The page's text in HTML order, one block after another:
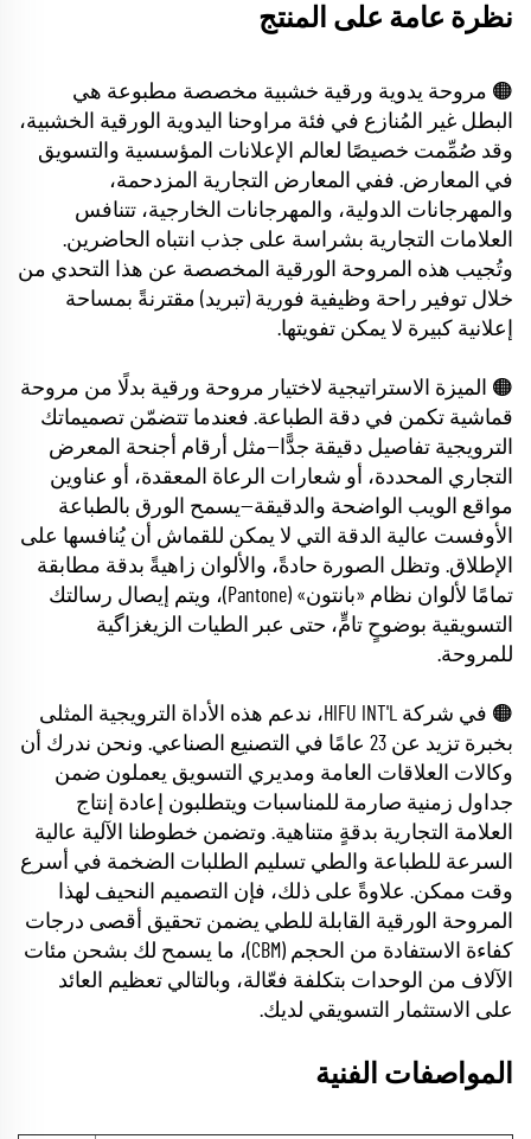
نظرة عامة على المنتج
🟠 مروحة يدوية ورقية خشبية مخصصة مطبوعة هي
البطل غير المُنازع في فئة مراوحنا اليدوية الورقية الخشبية،
وقد صُمِّمت خصيصًا لعالم الإعلانات المؤسسية والتسويق
في المعارض. ففي المعارض التجارية المزدحمة،
والمهرجانات الدولية، والمهرجانات الخارجية، تتنافس
العلامات التجارية بشراسة على جذب انتباه الحاضرين.
وتُجيب هذه المروحة الورقية المخصصة عن هذا التحدي من
خلال توفير راحة وظيفية فورية (تبريد) مقترنةً بمساحة
إعلانية كبيرة لا يمكن تفويتها.
🟠 الميزة الاستراتيجية لاختيار مروحة ورقية بدلًا من مروحة
قماشية تكمن في دقة الطباعة. فعندما تتضمّن تصميماتك
الترويجية تفاصيل دقيقة جدًّا—مثل أرقام أجنحة المعرض
التجاري المحددة، أو شعارات الرعاة المعقدة، أو عناوين
مواقع الويب الواضحة والدقيقة—يسمح الورق بالطباعة
الأوفست عالية الدقة التي لا يمكن للقماش أن يُنافسها على
الإطلاق. وتظل الصورة حادةً، والألوان زاهيةً بدقة مطابقة
تمامًا لألوان نظام «بانتون» (Pantone)، ويتم إيصال رسالتك
التسويقية بوضوحٍ تامٍّ، حتى عبر الطيات الزيغزاگية
للمروحة.
🟠 في شركة HIFU INT'L، ندعم هذه الأداة الترويجية المثلى
بخبرة تزيد عن 23 عامًا في التصنيع الصناعي. ونحن ندرك أن
وكالات العلاقات العامة ومديري التسويق يعملون ضمن
جداول زمنية صارمة للمناسبات ويتطلبون إعادة إنتاج
العلامة التجارية بدقةٍ متناهية. وتضمن خطوطنا الآلية عالية
السرعة للطباعة والطي تسليم الطلبات الضخمة في أسرع
وقت ممكن. علاوةً على ذلك، فإن التصميم النحيف لهذا
المروحة الورقية القابلة للطي يضمن تحقيق أقصى درجات
كفاءة الاستفادة من الحجم (CBM)، ما يسمح لك بشحن مئات
الآلاف من الوحدات بتكلفة فعّالة، وبالتالي تعظيم العائد
على الاستثمار التسويقي لديك.
المواصفات الفنية